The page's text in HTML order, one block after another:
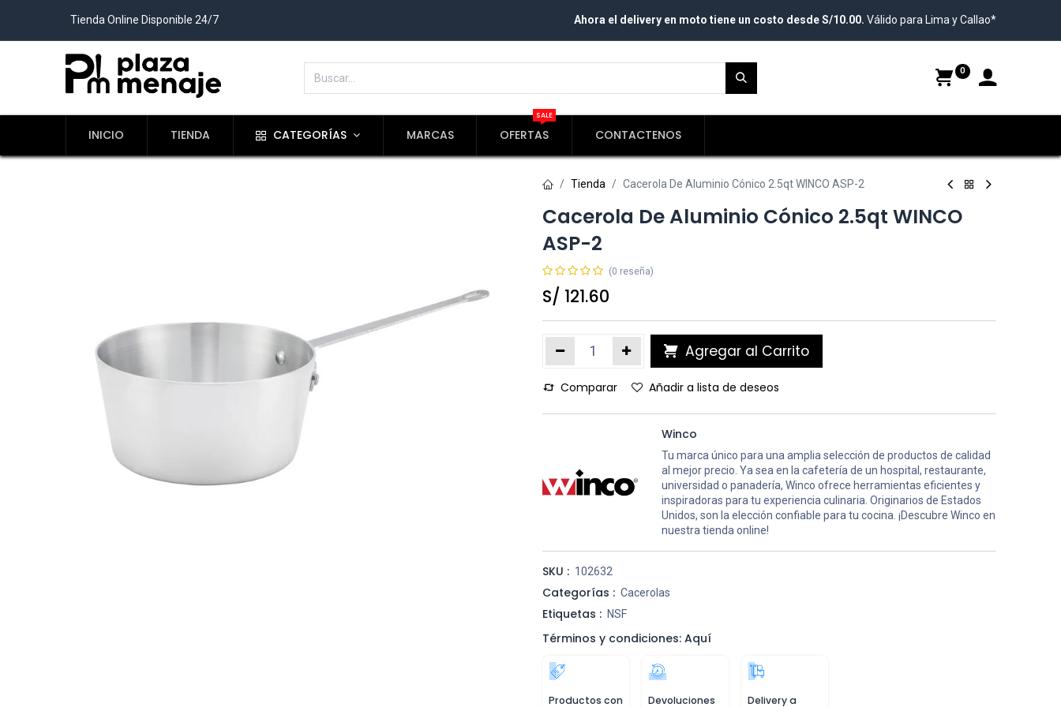
Tienda Online Disponible 24/7 Ahora el delivery en moto tiene un costo desde S/10.00. Válido para Lima y Callao*
0
INICIO TIENDA CATEGORÍAS MARCAS OFERTAS
SALE
CONTACTENOS
Tienda Cacerola De Aluminio Cónico 2.5qt WINCO ASP-2
Cacerola De Aluminio Cónico 2.5qt WINCO
ASP-2
(0 reseña)
S/ 121.60
Agregar al Carrito
Comparar Añadir a lista de deseos
Winco
Tu marca único para una amplia selección de productos de calidad
al mejor precio. Ya sea en la cafetería de un hospital, restaurante,
universidad o panadería, Winco ofrece herramientas eficientes y
inspiradoras para tu experiencia culinaria. Originarios de Estados
Unidos, son la elección confiable para tu cocina. ¡Descubre Winco en
nuestra tienda online!
SKU : 102632
Categorías : Cacerolas
Etiquetas : NSF
Términos y condiciones: Aquí
Productos con Devoluciones Delivery a